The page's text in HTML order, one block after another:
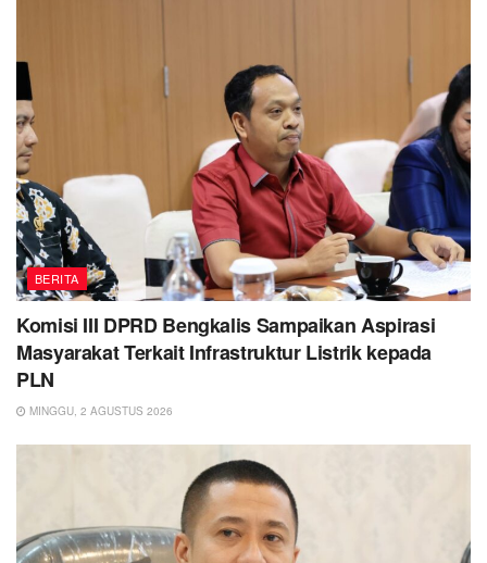
BERITA
Komisi III DPRD Bengkalis Sampaikan Aspirasi
Masyarakat Terkait Infrastruktur Listrik kepada
PLN
MINGGU, 2 AGUSTUS 2026